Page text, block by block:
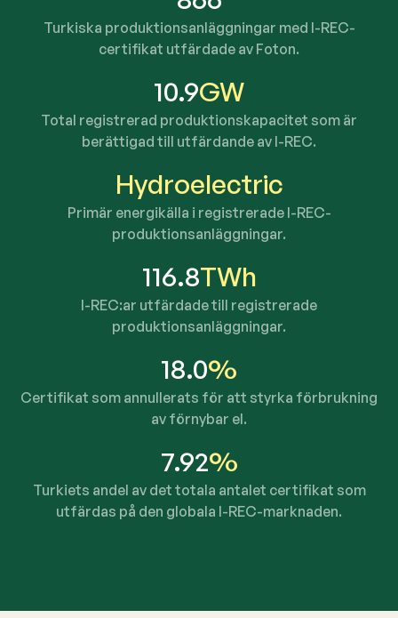
Turkiska produktionsanläggningar med I-REC-
certifikat utfärdade av Foton.
10.9GW
Total registrerad produktionskapacitet som är
berättigad till utfärdande av I-REC.
Hydroelectric
Primär energikälla i registrerade I-REC-
produktionsanläggningar.
116.8TWh
I-REC:ar utfärdade till registrerade
produktionsanläggningar.
18.0%
Certifikat som annullerats för att styrka förbrukning
av förnybar el.
7.92%
Turkiets andel av det totala antalet certifikat som
utfärdas på den globala I-REC-marknaden.